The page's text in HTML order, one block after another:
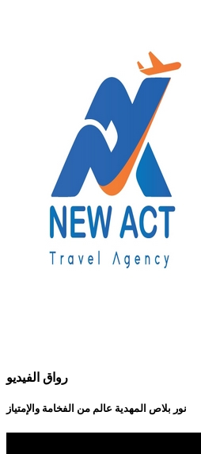
رواق الفيديو
نور بلاص المهدية عالم من الفخامة والإمتياز